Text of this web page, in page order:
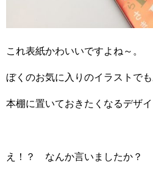
これ表紙かわいいですよね～。
ぼくのお気に入りのイラストでも
本棚に置いておきたくなるデ
え！？ なんか言いましたか？